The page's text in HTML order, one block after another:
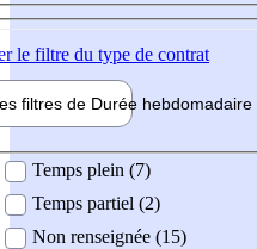
le filtre du type de contrat
filtres de Durée hebdomadaire
Temps plein (7)
Temps partiel (2)
Non renseignée (15)